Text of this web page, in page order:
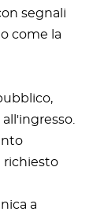
segnali
come la
richiesto
a